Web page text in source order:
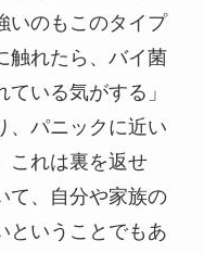
いのもこのタイプ
触れたら、バイ菌
いる気がする」
、パニックに近い
これは裏を返せ
て、自分や家族の
ということでもあ